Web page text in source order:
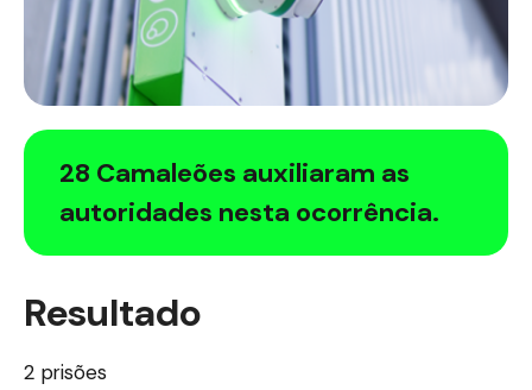
28 Camaleões auxiliaram as
autoridades nesta ocorrência.
Resultado
2 prisões